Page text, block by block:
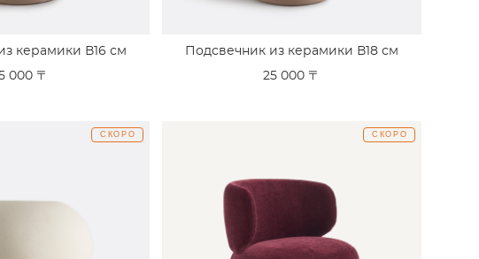
керамики В16 см
000 〒
Подсвечник из керамики В18 см
25 000 〒
СКОРО СКОРО